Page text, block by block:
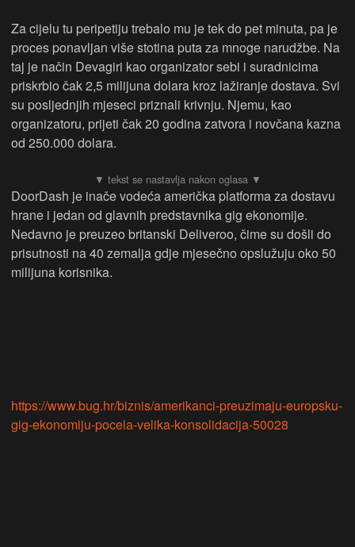
Za cijelu tu peripetiju trebalo mu je tek do pet minuta, pa je
proces ponavljan više stotina puta za mnoge narudžbe. Na
taj je način Devagiri kao organizator sebi i suradnicima
priskrbio čak 2,5 milijuna dolara kroz lažiranje dostava. Svi
su posljednjih mjeseci priznali krivnju. Njemu, kao
organizatoru, prijeti čak 20 godina zatvora i novčana kazna
od 250.000 dolara.
DoorDash je inače vodeća američka platforma za dostavu
hrane i jedan od glavnih predstavnika gig ekonomije.
Nedavno je preuzeo britanski Deliveroo, čime su došli do
prisutnosti na 40 zemalja gdje mjesečno opslužuju oko 50
milijuna korisnika.
https://www.bug.hr/biznis/amerikanci-preuzimaju-europsku-
gig-ekonomiju-pocela-velika-konsolidacija-50028